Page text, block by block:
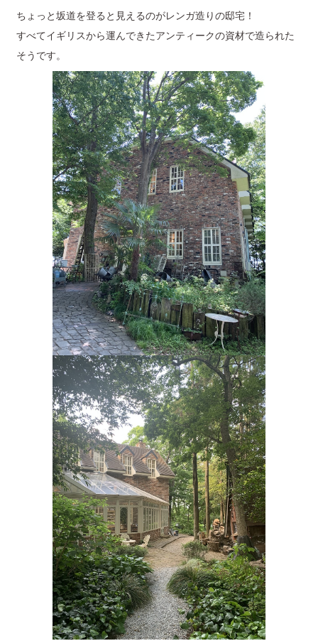
ちょっと坂道を登ると見えるのがレンガ造りの邸宅！
すべてイギリスから運んできたアンティークの資材で造られた
そうです。